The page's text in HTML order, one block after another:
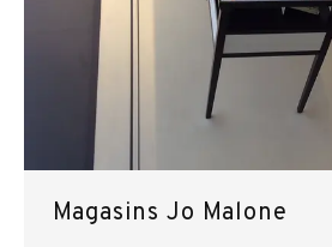
Magasins Jo Malone